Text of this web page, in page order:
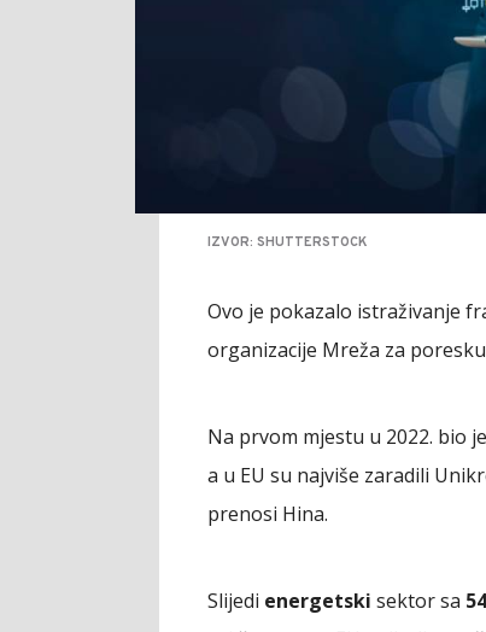
IZVOR: SHUTTERSTOCK
Ovo je pokazalo istraživanje
organizacije Mreža za
Na prvom mjestu u 2022. bio je
a u EU su najviše zaradili
prenosi Hina.
Slijedi energetski sektor sa